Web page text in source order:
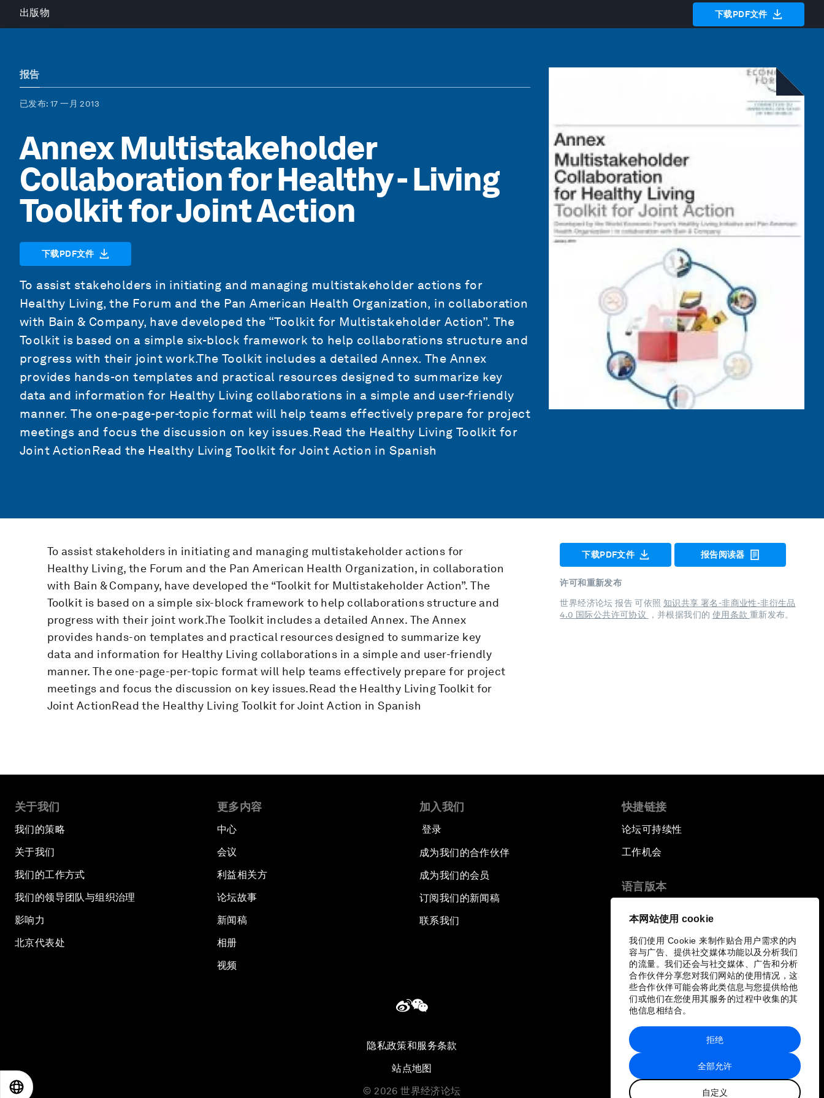
本网站使用 cookie
我们使用 Cookie 来制作贴合用户需求的内
容与广告、提供社交媒体功能以及分析我们
的流量。我们还会与社交媒体、广告和分析
合作伙伴分享您对我们网站的使用情况，这
些合作伙伴可能会将此类信息与您提供给他
们或他们在您使用其服务的过程中收集的其
他信息相结合。
全部允许
自定义
拒绝
出版物 下载PDF文件
报告
已发布: 17 一月 2013
Annex Multistakeholder
Collaboration for Healthy - Living
Toolkit for Joint Action
下载PDF文件
To assist stakeholders in initiating and managing multistakeholder actions for
Healthy Living, the Forum and the Pan American Health Organization, in collaboration
with Bain & Company, have developed the “Toolkit for Multistakeholder Action”. The
Toolkit is based on a simple six-block framework to help collaborations structure and
progress with their joint work.The Toolkit includes a detailed Annex. The Annex
provides hands-on templates and practical resources designed to summarize key
data and information for Healthy Living collaborations in a simple and user-friendly
manner. The one-page-per-topic format will help teams effectively prepare for project
meetings and focus the discussion on key issues.Read the Healthy Living Toolkit for
Joint ActionRead the Healthy Living Toolkit for Joint Action in Spanish
To assist stakeholders in initiating and managing multistakeholder actions for
Healthy Living, the Forum and the Pan American Health Organization, in collaboration
with Bain & Company, have developed the “Toolkit for Multistakeholder Action”. The
Toolkit is based on a simple six-block framework to help collaborations structure and
progress with their joint work.The Toolkit includes a detailed Annex. The Annex
provides hands-on templates and practical resources designed to summarize key
data and information for Healthy Living collaborations in a simple and user-friendly
manner. The one-page-per-topic format will help teams effectively prepare for project
meetings and focus the discussion on key issues.Read the Healthy Living Toolkit for
Joint ActionRead the Healthy Living Toolkit for Joint Action in Spanish
下载PDF文件 报告阅读器
许可和重新发布
世界经济论坛 报告 可依照 知识共享 署名-非商业性-非衍生品
4.0 国际公共许可协议
，并根据我们的 使用条款 重新发布。
关于我们
我们的策略
关于我们
我们的工作方式
我们的领导团队与组织治理
影响力
北京代表处
更多内容
中心
会议
利益相关方
论坛故事
新闻稿
相册
视频
加入我们
登录
成为我们的合作伙伴
成为我们的会员
订阅我们的新闻稿
联系我们
快捷链接
论坛可持续性
工作机会
语言版本
隐私政策和服务条款
站点地图
© 2026 世界经济论坛